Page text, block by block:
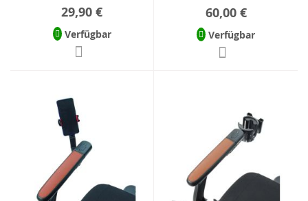
29,90 €
Verfügbar
60,00 €
Verfügbar